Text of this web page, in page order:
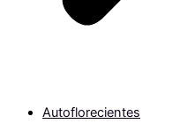
Autoflorecientes